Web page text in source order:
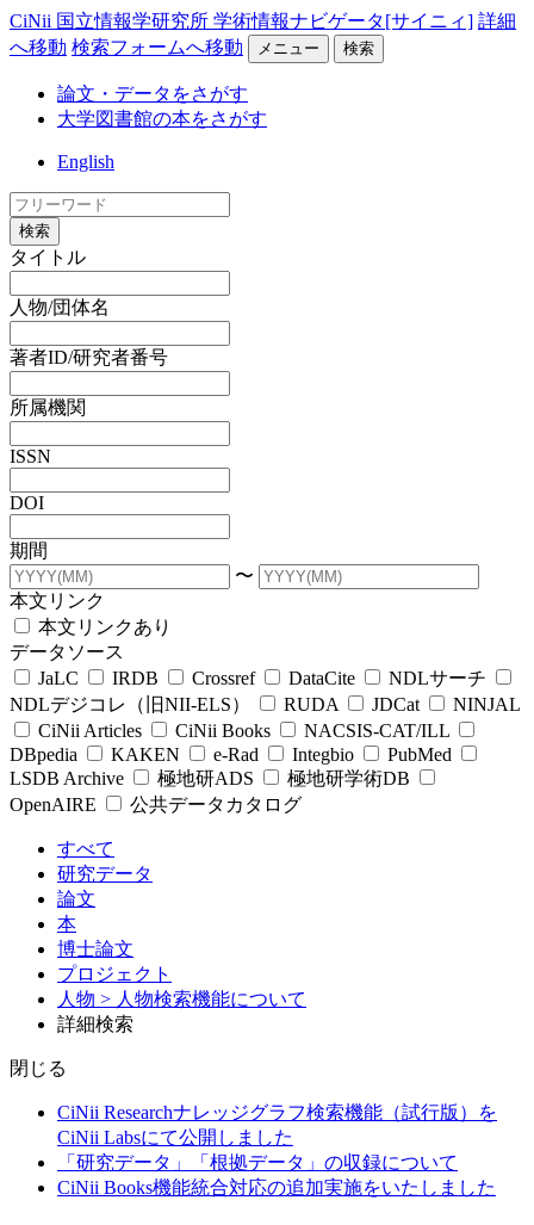
CiNii 国立情報学研究所 学術情報ナビゲータ[サイニィ] 詳細
へ移動 検索フォームへ移動 メニュー 検索
論文・データをさがす
大学図書館の本をさがす
English
検索
タイトル
人物/団体名
著者ID/研究者番号
所属機関
ISSN
DOI
期間
〜
本文リンク
本文リンクあり
データソース
JaLC
IRDB Crossref DataCite
NDLサーチ
NDLデジコレ（旧NII-ELS）
RUDA JDCat
NINJAL
CiNii Articles
CiNii Books
NACSIS-CAT/ILL
DBpedia
KAKEN e-Rad Integbio
PubMed
LSDB Archive
極地研ADS
極地研学術DB
OpenAIRE
公共データカタログ
すべて
研究データ
論文
本
博士論文
プロジェクト
人物 > 人物検索機能について
詳細検索
閉じる
CiNii Researchナレッジグラフ検索機能（試行版）を
CiNii Labsにて公開しました
「研究データ」「根拠データ」の収録について
CiNii Books機能統合対応の追加実施をいたしました